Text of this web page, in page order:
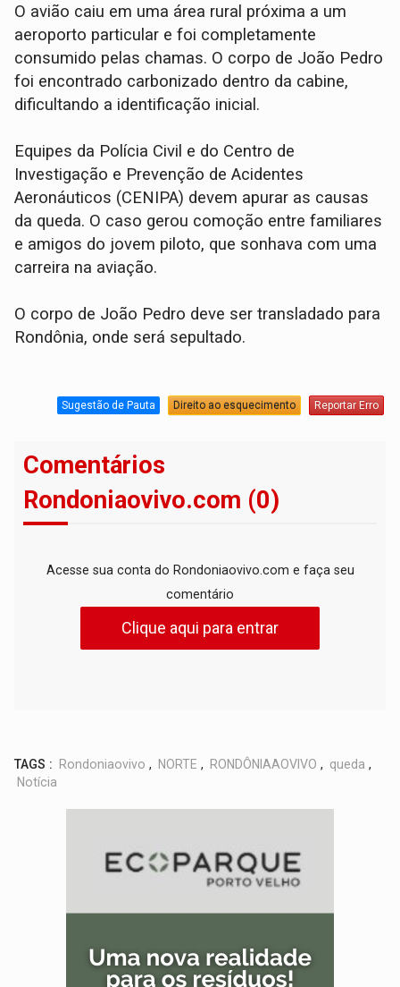
O avião caiu em uma área rural próxima a um
aeroporto particular e foi completamente
consumido pelas chamas. O corpo de João Pedro
foi encontrado carbonizado dentro da cabine,
dificultando a identificação inicial.
Equipes da Polícia Civil e do Centro de
Investigação e Prevenção de Acidentes
Aeronáuticos (CENIPA) devem apurar as causas
da queda. O caso gerou comoção entre familiares
e amigos do jovem piloto, que sonhava com uma
carreira na aviação.
O corpo de João Pedro deve ser transladado para
Rondônia, onde será sepultado.
Sugestão de Pauta Direito ao esquecimento Reportar Erro
Comentários
Rondoniaovivo.com (0)
Acesse sua conta do Rondoniaovivo.com e faça seu
comentário
Clique aqui para entrar
TAGS : Rondoniaovivo , NORTE , RONDÔNIAAOVIVO , queda ,
Notícia